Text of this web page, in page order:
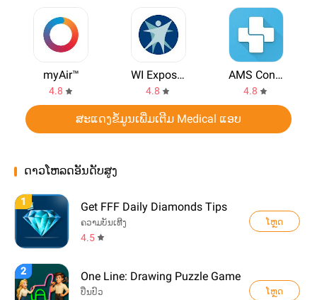
myAir™
4.8
WI Exposure Notification
4.8
AMS Connect
4.8
ສະແດງຂ້ໍມູນເພີ່ມເຕີມ Medical ແອບ
ດາວໂຫລດອັນດັບສູງ
1 Get FFF Daily Diamonds Tips
ຄວາມບັນເທີງ
4.5
ໂຫຼດ
2 One Line: Drawing Puzzle Game
ປິ່ນປົວ ໂຫຼດ